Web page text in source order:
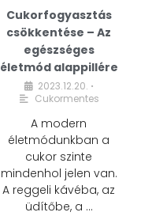
Cukorfogyasztás
csökkentése – Az
egészséges
életmód alappillére
2023.12.20. •
Cukormentes
A modern
életmódunkban a
cukor szinte
mindenhol jelen van.
A reggeli kávéba, az
üdítőbe, a …